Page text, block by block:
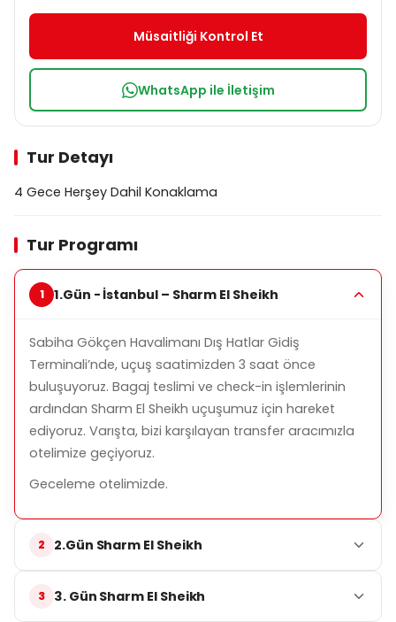
Tur Detayı
4 Gece Herşey Dahil Konaklama
Tur Programı
1.Gün - İstanbul – Sharm El Sheikh
Sabiha Gökçen Havalimanı Dış Hatlar Gidiş
Terminali’nde, uçuş saatimizden 3 saat önce
buluşuyoruz. Bagaj teslimi ve check-in işlemlerinin
ardından Sharm El Sheikh uçuşumuz için hareket
ediyoruz. Varışta, bizi karşılayan transfer aracımızla
otelimize geçiyoruz.
Geceleme otelimizde.
2.Gün Sharm El Sheikh
3. Gün Sharm El Sheikh
Müsaitliği Kontrol Et
WhatsApp ile İletişim